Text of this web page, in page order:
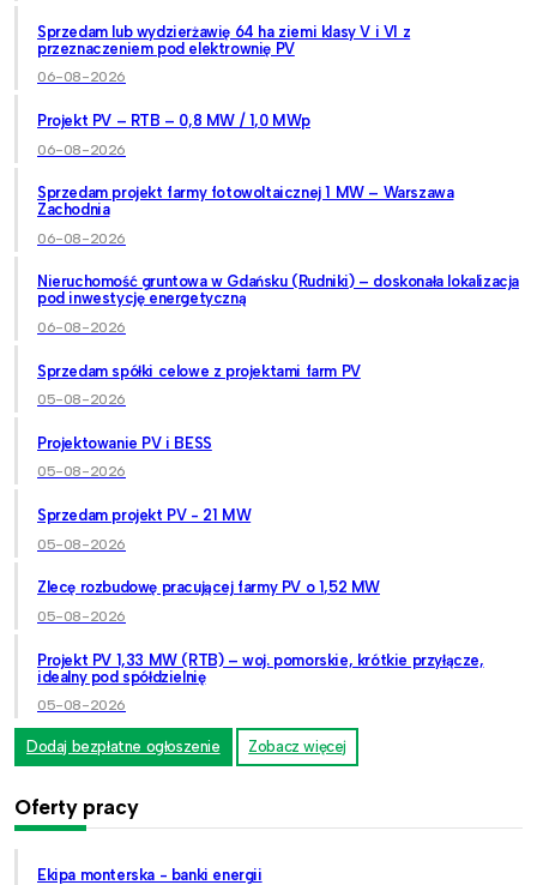
Sprzedam lub wydzierżawię 64 ha ziemi klasy V i VI z
przeznaczeniem pod elektrownię PV
06-08-2026
Projekt PV – RTB – 0,8 MW / 1,0 MWp
06-08-2026
Sprzedam projekt farmy fotowoltaicznej 1 MW – Warszawa
Zachodnia
06-08-2026
Nieruchomość gruntowa w Gdańsku (Rudniki) – doskonała lokalizacja
pod inwestycję energetyczną
06-08-2026
Sprzedam spółki celowe z projektami farm PV
05-08-2026
Projektowanie PV i BESS
05-08-2026
Sprzedam projekt PV - 21 MW
05-08-2026
Zlecę rozbudowę pracującej farmy PV o 1,52 MW
05-08-2026
Projekt PV 1,33 MW (RTB) – woj. pomorskie, krótkie przyłącze,
idealny pod spółdzielnię
05-08-2026
Dodaj bezpłatne ogłoszenie Zobacz więcej
Oferty pracy
Ekipa monterska - banki energii